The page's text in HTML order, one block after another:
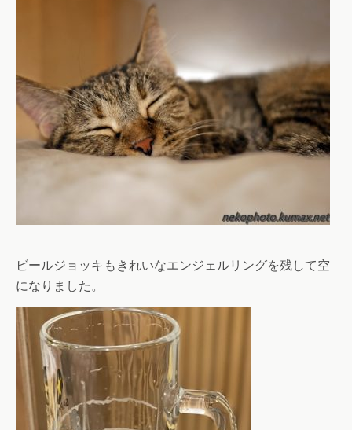
ビールジョッキもきれいなエンジェルリングを残して空
になりました。